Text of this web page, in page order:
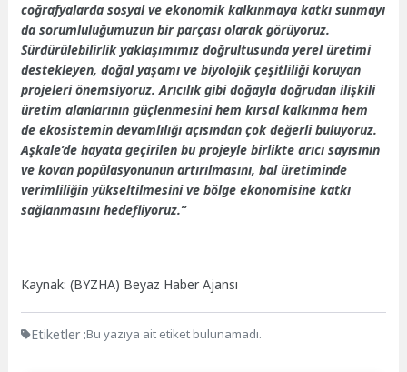
coğrafyalarda sosyal ve ekonomik kalkınmaya katkı sunmayı
da sorumluluğumuzun bir parçası olarak görüyoruz.
Sürdürülebilirlik yaklaşımımız doğrultusunda yerel üretimi
destekleyen, doğal yaşamı ve biyolojik çeşitliliği koruyan
projeleri önemsiyoruz. Arıcılık gibi doğayla doğrudan ilişkili
üretim alanlarının güçlenmesini hem kırsal kalkınma hem
de ekosistemin devamlılığı açısından çok değerli buluyoruz.
Aşkale’de hayata geçirilen bu projeyle birlikte arıcı sayısının
ve kovan popülasyonunun artırılmasını, bal üretiminde
verimliliğin yükseltilmesini ve bölge ekonomisine katkı
sağlanmasını hedefliyoruz.”
Kaynak: (BYZHA) Beyaz Haber Ajansı
Etiketler :Bu yazıya ait etiket bulunamadı.